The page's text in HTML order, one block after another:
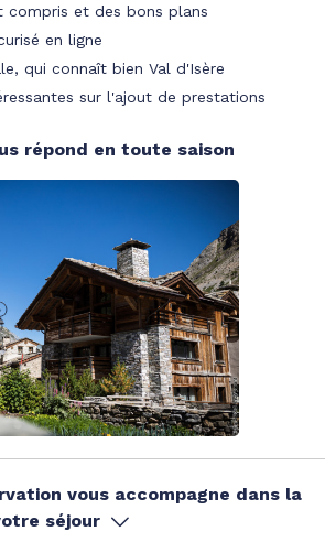
compris et des bons plans
en ligne
qui connaît bien Val d'Isère
sur l'ajout de prestations
répond en toute saison
vous accompagne dans la
séjour